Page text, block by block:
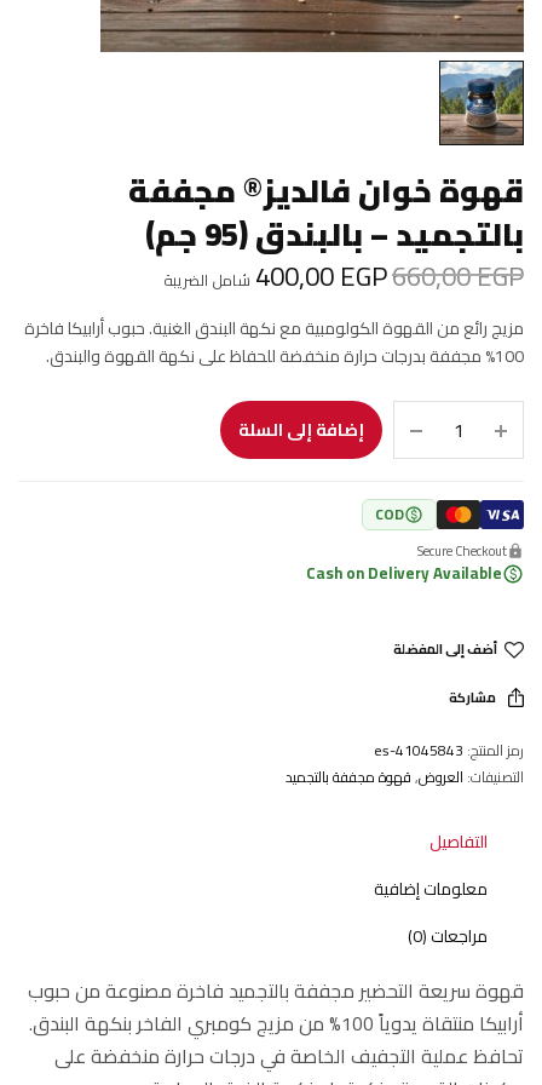
خوان فالديز® مجففة
– بالبندق (95 جم)
660٫00
السعر الأصلي
660٫00 EGP.
400٫00EGP
السعر الحالي
400٫00 EGP.
شامل الضريبة
رائع من القهوة الكولومبية مع نكهة البندق الغنية. حبوب أرابيكا فاخرة
إضافة إلى السلة
COD
Secure Checkout
Cash on Delivery Available
أضف إلى المفضلة
مشاركة
41045843-es
العروض,قهوة مجففة بالتجميد
التفاصيل
معلومات إضافية
مراجعات (0)
سريعة التحضير مجففة بالتجميد فاخرة مصنوعة من حبوب
أرابيكا منتقاة يدوياً 100% من مزيج كومبري الفاخر بنكهة البندق.
عملية التجفيف الخاصة في درجات حرارة منخفضة على